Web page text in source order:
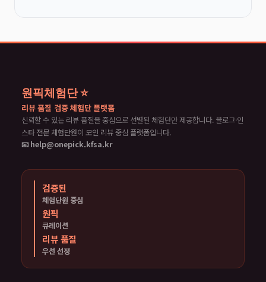
원픽체험단 ⭐
리뷰 품질 검증 체험단 플랫폼
신뢰할 수 있는 리뷰 품질을 중심으로 선별된 체험단만 제공합니다. 블로그·인
스타 전문 체험단원이 모인 리뷰 중심 플랫폼입니다.
📧 help@onepick.kfsa.kr
검증된
체험단원 중심
원픽
큐레이션
리뷰 품질
우선 선정